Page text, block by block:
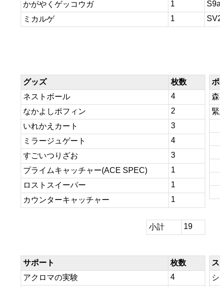
かがやくゲッコウガ
1
ミカルゲ
1
グッズ
枚数
ネストボール
4
なかよしポフィン
2
いれかえカート
3
ミラージュゲート
4
すごいつりざお
3
プライムキャッチャー(ACE SPEC)
1
ロストスイーパー
1
カウンターキャッチャー
1
小計 19
サポート
枚数
アクロマの実験
4